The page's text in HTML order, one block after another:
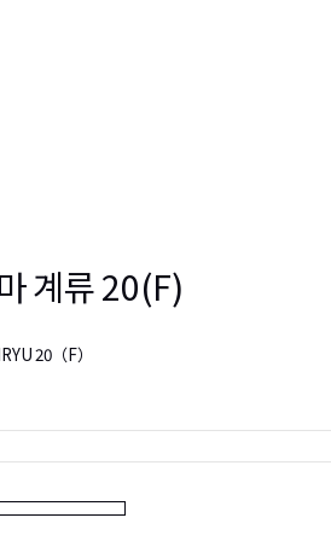
계류 20(F)
20（F）